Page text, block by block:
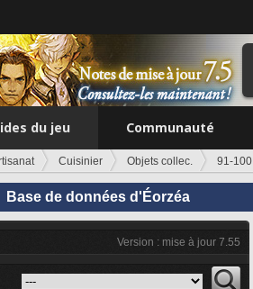
du jeu Communauté
Cuisinier Objets collec. 91-100
Base de données d'Éorzéa
Version : mise à jour 7.55